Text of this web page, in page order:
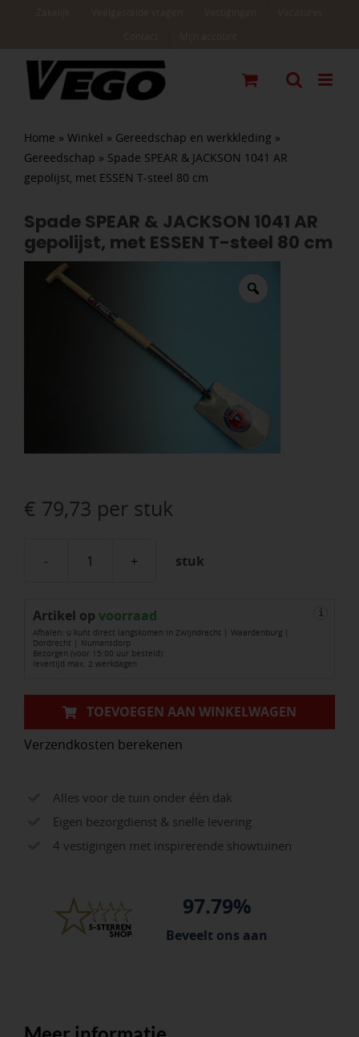
Home » Winkel » Gereedschap en werkkleding »
Gereedschap » Spade SPEAR & JACKSON 1041 AR
gepolijst, met ESSEN T-steel 80 cm
Spade SPEAR & JACKSON 1041 AR
gepolijst, met ESSEN T-steel 80 cm
€ 79,73 per stuk
Spade
&
JACKSON
1041
gepolijst,
met
ESSEN
steel
80
cm
stuk
Artikel op voorraad
Afhalen: u kunt direct langskomen in Zwijndrecht | Waardenburg |
Dordrecht | Numansdorp
Bezorgen (voor 15:00 uur besteld):
levertijd max. 2 werkdagen
i
TOEVOEGEN AAN WINKELWAGEN
Verzendkosten berekenen
Alles voor de tuin onder één dak
Eigen bezorgdienst & snelle levering
4 vestigingen met inspirerende showtuinen
97.79%
Beveelt ons aan